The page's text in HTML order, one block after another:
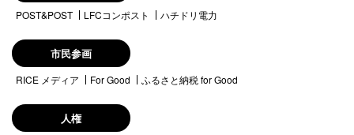
POST&POST LFCコンポスト ハチドリ電力
市民参画
RICE メディア For Good ふるさと納税 for Good
人権